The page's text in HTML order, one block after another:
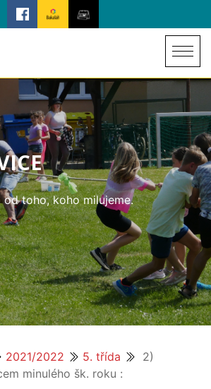
od toho, koho milujeme.
2021/2022 5. třída
2)
minulého šk. roku :